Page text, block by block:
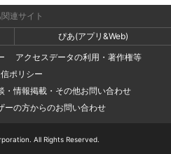
連サイト
ぴあ(アプリ&Web)
アクセスデータの利用・著作権等
ポリシー
・情報掲載・その他お問い合わせ
ーの方からのお問い合わせ
All Rights Reserved.